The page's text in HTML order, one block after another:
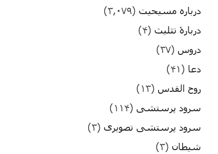
درباره مسیحیت (۳,۰۷۹)
دربارۀ تثلیث (۴)
دروس (۳۷)
دعا (۴۱)
روح القدس (۱۳)
سرود پرستشی (۱۱۴)
سرود پرستشی تصویری (۳)
شیطان (۳)